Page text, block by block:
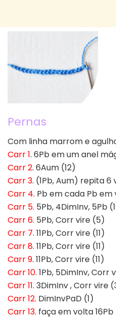
Pernas
Com linha marrom e
Carr 1. 6Pb em um anel
Carr 2. 6Aum (12)
Carr 3. (1Pb, Aum) repita 6
Carr 4. Pb em cada Pb em
Carr 5. 5Pb, 4DimInv, 5Pb
Carr 6. 5Pb, Corr vire (5)
Carr 7. 11Pb, Corr vire (11)
Carr 8. 11Pb, Corr vire (11)
Carr 9. 11Pb, Corr vire (11)
Carr 10. 1Pb, 5DimInv, Corr
Carr 11. 3DimInv , Corr vire
Carr 12. DimInvPaD (1)
Carr 13. faça em volta 16Pb